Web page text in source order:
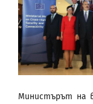
Министърът на